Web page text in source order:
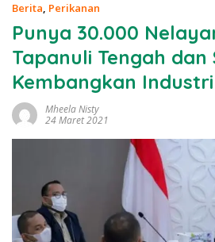
Berita, Perikanan
Punya 30.000
Tapanuli Tengah dan
Kembangkan
Mheela Nisty
24 Maret 2021